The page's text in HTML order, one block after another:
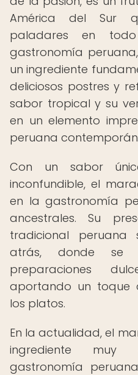
América del Sur
paladares en
gastronomía
un ingrediente
deliciosos postres y
sabor tropical y su
en un elemento
peruana
Con un sabor
inconfundible, el
en la gastronomía
ancestrales. Su
tradicional
atrás, donde se
preparaciones
aportando un toque
los platos.
En la actualidad, el
ingrediente
gastronomía